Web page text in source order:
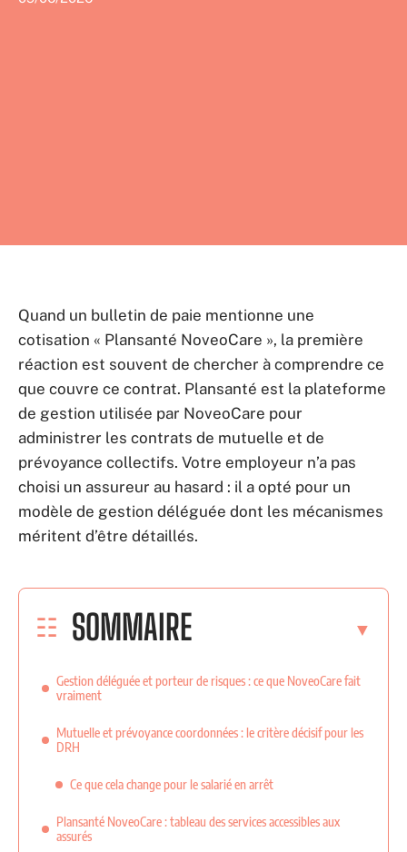
Quand un bulletin de paie mentionne une
cotisation « Plansanté NoveoCare », la première
réaction est souvent de chercher à comprendre ce
que couvre ce contrat. Plansanté est la plateforme
de gestion utilisée par NoveoCare pour
administrer les contrats de mutuelle et de
prévoyance collectifs. Votre employeur n’a pas
choisi un assureur au hasard : il a opté pour un
modèle de gestion déléguée dont les mécanismes
méritent d’être détaillés.
SOMMAIRE
Gestion déléguée et porteur de risques : ce que NoveoCare fait
vraiment
Mutuelle et prévoyance coordonnées : le critère décisif pour les
DRH
Ce que cela change pour le salarié en arrêt
Plansanté NoveoCare : tableau des services accessibles aux
assurés